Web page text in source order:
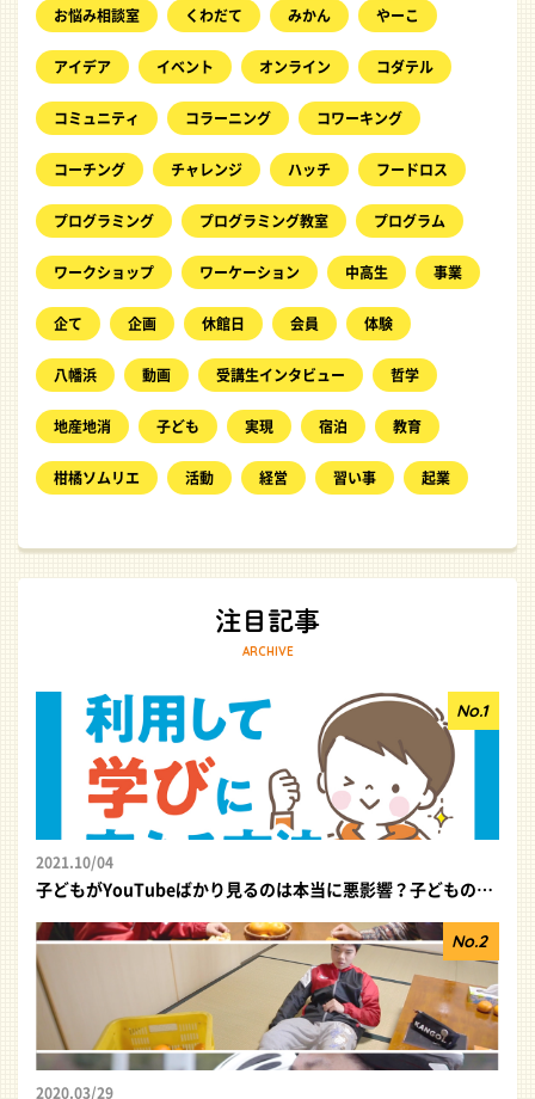
お悩み相談室 くわだて みかん やーこ
アイデア イベント オンライン コダテル
コミュニティ コラーニング コワーキング
コーチング チャレンジ ハッチ フードロス
プログラミング プログラミング教室 プログラム
ワークショップ ワーケーション 中高生 事業
企て 企画 休館日 会員 体験
八幡浜 動画 受講生インタビュー 哲学
地産地消 子ども 実現 宿泊 教育
柑橘ソムリエ 活動 経営 習い事 起業
ARCHIVE
2021.10/04
子どもがYouTubeばかり見るのは本当に悪影響？子どもの好奇心を利用して学びに変える方法
2020.03/29